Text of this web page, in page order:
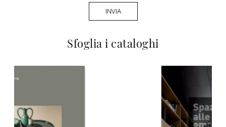
Sfoglia i cataloghi
INVIA